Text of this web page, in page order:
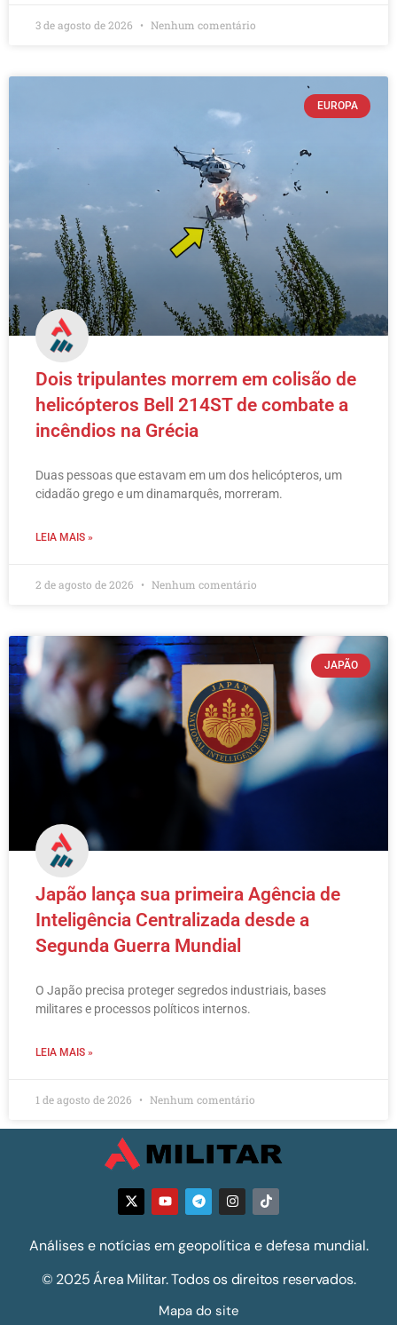
3 de agosto de 2026 Nenhum comentário
EUROPA
Dois tripulantes morrem em colisão de
helicópteros Bell 214ST de combate a
incêndios na Grécia
Duas pessoas que estavam em um dos helicópteros, um
cidadão grego e um dinamarquês, morreram.
LEIA MAIS »
2 de agosto de 2026 Nenhum comentário
JAPÃO
Japão lança sua primeira Agência de
Inteligência Centralizada desde a
Segunda Guerra Mundial
O Japão precisa proteger segredos industriais, bases
militares e processos políticos internos.
LEIA MAIS »
1 de agosto de 2026 Nenhum comentário
Análises e notícias em geopolítica e defesa mundial.
© 2025 Área Militar. Todos os direitos reservados.
Mapa do site